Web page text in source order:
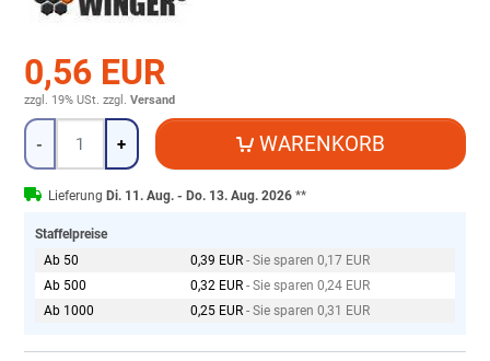
0,56 EUR
zzgl. 19% USt. zzgl. Versand
Menge
- + WARENKORB
Lieferung Di. 11. Aug. - Do. 13. Aug. 2026**
Staffelpreise
Ab 50
0,39 EUR - Sie sparen 0,17 EUR
Ab 500
0,32 EUR - Sie sparen 0,24 EUR
Ab 1000
0,25 EUR - Sie sparen 0,31 EUR